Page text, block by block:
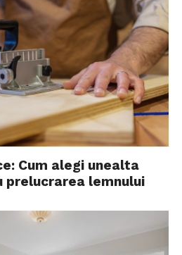
Cum alegi unealta
lemnului